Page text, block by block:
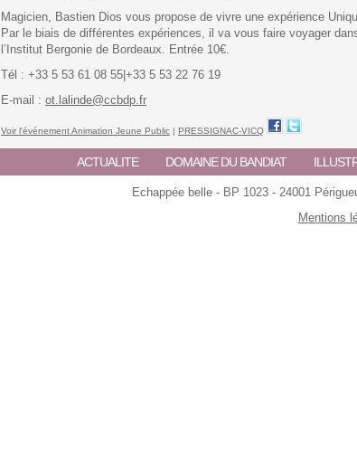
Magicien, Bastien Dios vous propose de vivre une expérience
Par le biais de différentes expériences, il va vous faire voyager
l’Institut Bergonie de Bordeaux. Entrée 10€.
Tél : +33 5 53 61 08 55|+33 5 53 22 76 19
E-mail : ot.lalinde@ccbdp.fr
Voir l'événement Animation Jeune Public | PRESSIGNAC-VICQ
ACTUALITE DOMAINE DU BANDIAT
Echappée belle - BP 1023 - 24001
Mentions